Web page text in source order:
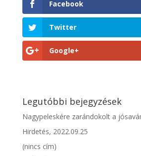
Facebook
Twitter
Google+
Legutóbbi bejegyzések
Nagypeleskére zarándokolt a
Hirdetés, 2022.09.25
(nincs cím)